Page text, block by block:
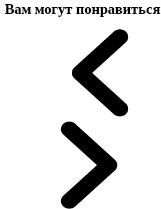
Вам могут понравиться